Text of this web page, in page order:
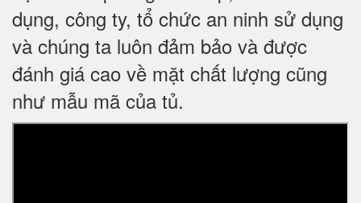
dụng, công ty, tổ chức an ninh sử dụng
và chúng ta luôn đảm bảo và được
đánh giá cao về mặt chất lượng cũng
như mẫu mã của tủ.